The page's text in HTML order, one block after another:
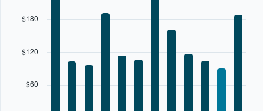
Range:
categories.
$60
$120
$180